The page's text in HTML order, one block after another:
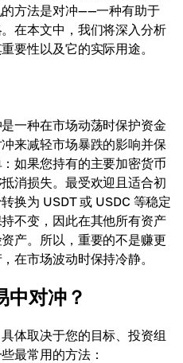
方法是对冲——一种有助于
在本文中，我们将深入分析
要性以及它的实际用途。
一种在市场动荡时保护资金
来减轻市场暴跌的影响并保
如果您持有的主要加密货币
消损失。最受欢迎且适合初
换为 USDT 或 USDC 等稳定
不变，因此在其他所有资产
产。所以，重要的不是赚更
在市场波动时保持冷静。
中对冲？
体取决于您的目标、投资组
最常用的方法：